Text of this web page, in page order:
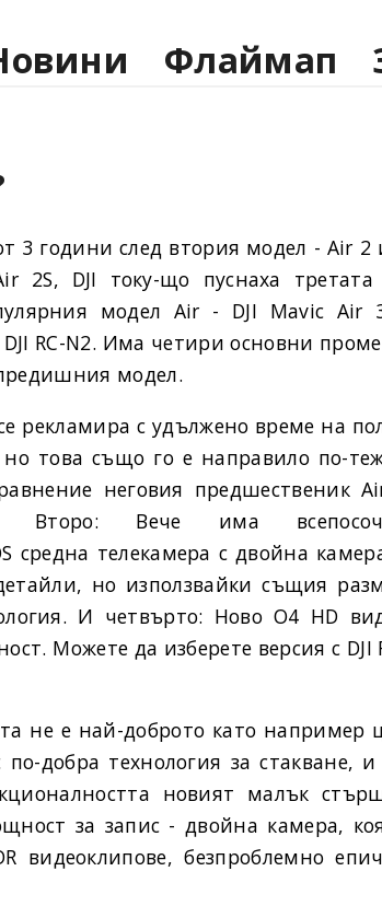
Флаймап
3 години след втория модел - Air 2
2S, DJI току-що пуснаха третата
модел Air - DJI Mavic Air
RC-N2. Има четири основни
модел.
рекламира с удължено време на
това също го е направило по-
неговия предшественик
Второ: Вече има
средна телекамера с двойна
но използвайки същия
И четвърто: Ново O4 HD
Можете да изберете версия с DJI
не е най-доброто като например
добра технология за стакване,
новият малък
за запис - двойна камера,
видеоклипове, безпроблемно